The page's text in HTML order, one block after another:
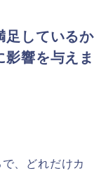
足しているか
影響を与えま
、どれだけカ